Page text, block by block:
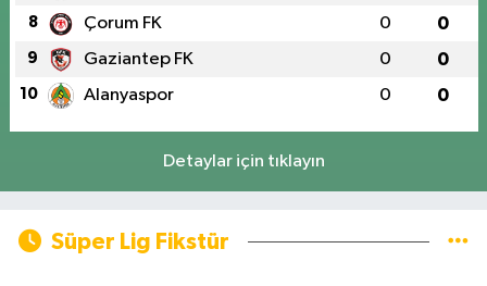
8 Çorum FK 0 0
9 Gaziantep FK 0 0
10 Alanyaspor 0 0
Detaylar için tıklayın
Süper Lig Fikstür